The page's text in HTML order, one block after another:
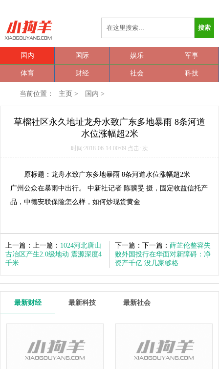
搜索
国内 国际 娱乐 军事
体育 财经 社会 科技
当前位置： 主页 > 国内 >
草榴社区永久地址龙舟水致广东多地暴雨 8条河道
水位涨幅超2米
时间:2018-06-14 00:09 点击: 次
原标题：龙舟水致广东多地暴雨 8条河道水位涨幅超2米
广州公众在暴雨中出行。 中新社记者 陈骥旻 摄 ，固定收益信托产
品，中德安联保险怎么样，如何炒现货黄金
上一篇：上一篇： 1024河北唐山
古冶区产生2.0级地动 震源深度4
千米
下一篇：下一篇： 薛芷伦整容失
败外国投行在华面对新障碍：净
资产千亿 没几家够格
最新财经 最新科技 最新社会